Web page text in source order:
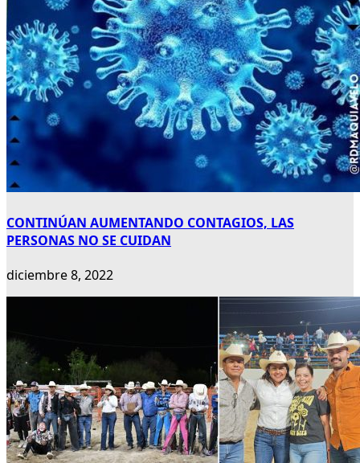
CONTINÚAN AUMENTANDO CONTAGIOS, LAS
PERSONAS NO SE CUIDAN
diciembre 8, 2022